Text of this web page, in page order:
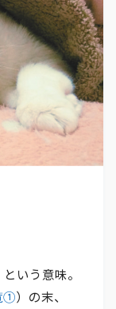
いう意味。
①）の末、